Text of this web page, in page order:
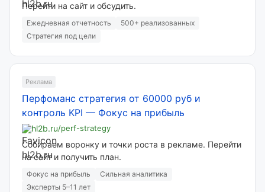
Перейти на сайт и обсудить.
Ежедневная отчетность
500+ реализованных
Стратегия под цели
Реклама
Перфоманс стратегия от 60000 руб и
контроль KPI — Фокус на прибыль
hl2b.ru/perf-strategy
Собираем воронку и точки роста в рекламе. Перейти
на сайт и получить план.
Фокус на прибыль
Сильная аналитика
Эксперты 5–11 лет